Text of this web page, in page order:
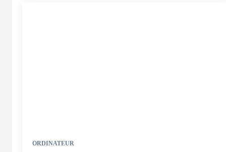
ORDINATEUR